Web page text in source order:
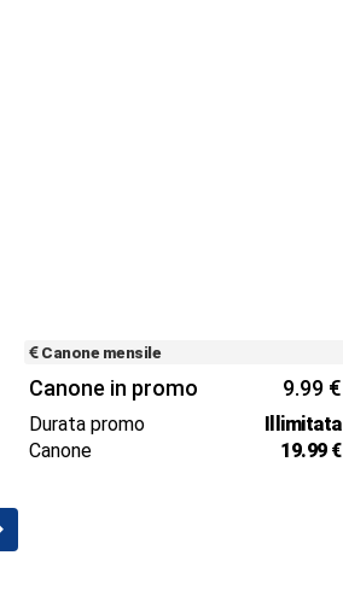
Canone mensile
Canone in promo 9.99 €
Durata promo
Illimitata
Canone
19.99 €